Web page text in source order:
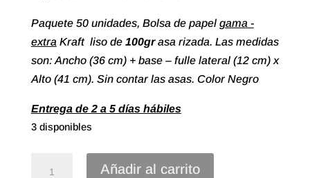
Paquete 50 unidades, Bolsa de papel gama -
extra Kraft liso de 100grasa rizada. Las medidas
son: Ancho (36 cm) + base – fulle lateral (12 cm) x
Alto (41 cm). Sin contar las asas. Color Negro
Entrega de 2 a 5 días hábiles
3 disponibles
Añadir al carrito